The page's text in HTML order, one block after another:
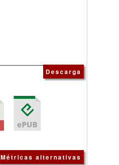
Descarga
Métricas alternativas